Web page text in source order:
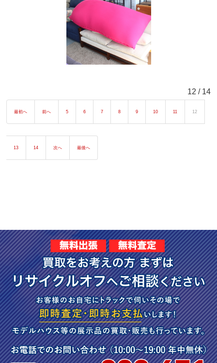
12 / 14
最初へ 前へ 5 6 7 8 9 10 11 12
13 14 次へ 最後へ